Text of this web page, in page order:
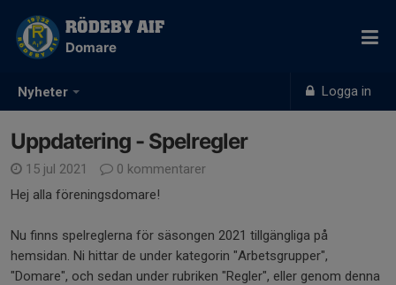
Nyheter Logga in
RÖDEBY AIF
Domare
Uppdatering - Spelregler
15 jul 2021
0 kommentarer
Hej alla föreningsdomare!
Nu finns spelreglerna för säsongen 2021 tillgängliga på
hemsidan. Ni hittar de under kategorin "Arbetsgrupper",
"Domare", och sedan under rubriken "Regler", eller genom denna